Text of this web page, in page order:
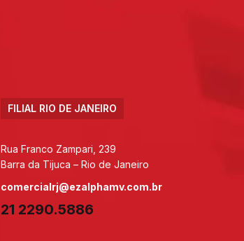
FILIAL RIO DE JANEIRO
Rua Franco Zampari, 239
Barra da Tijuca – Rio de Janeiro
comercialrj@ezalphamv.com.br
21 2290.5886